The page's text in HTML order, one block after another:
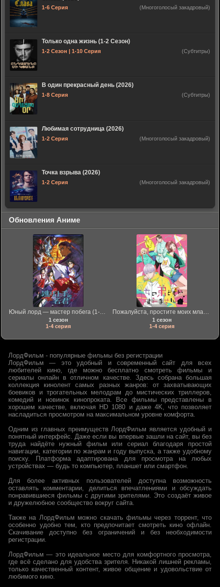
1-6 Серия (Многоголосый закадровый)
Только одна жизнь (1-2 Сезон)
1-2 Сезон | 1-10 Серия (Субтитры)
В один прекрасный день (2026)
1-8 Серия (Субтитры)
Любимая сотрудница (2026)
1-2 Серия (Многоголосый закадровый)
Точка взрыва (2026)
1-2 Серия (Многоголосый закадровый)
Обновления Аниме
Юный лорд — мастер побега (1-2 Сезон)
1 сезон
1-4 серия
Пожалуйста, простите моих младших братьев (2026)
1 сезон
1-4 серия
ЛордФильм - популярные фильмы без регистрации
ЛордФильм — это удобный и современный сайт для всех
любителей кино, где можно бесплатно смотреть фильмы и
сериалы онлайн в отличном качестве. Здесь собрана большая
коллекция кинолент самых разных жанров: от захватывающих
боевиков и трогательных мелодрам до мистических триллеров,
комедий и новинок кинопроката. Все фильмы представлены в
хорошем качестве, включая HD 1080 и даже 4K, что позволяет
насладиться просмотром на максимальном уровне комфорта.
Одним из главных преимуществ ЛордФильм является удобный и
понятный интерфейс. Даже если вы впервые зашли на сайт, вы без
труда найдёте нужный фильм или сериал благодаря простой
навигации, категории по жанрам и году выпуска, а также удобному
поиску. Платформа адаптирована для просмотра на любых
устройствах — будь то компьютер, планшет или смартфон.
Для более активных пользователей доступна возможность
оставлять комментарии, делиться впечатлениями и обсуждать
понравившиеся фильмы с другими зрителями. Это создаёт живое
и дружелюбное сообщество вокруг сайта.
Также на ЛордФильм можно скачать фильмы через торрент, что
особенно удобно тем, кто предпочитает смотреть кино офлайн.
Скачивание доступно без ограничений и без необходимости
регистрации.
ЛордФильм — это идеальное место для комфортного просмотра,
где всё сделано для удобства зрителя. Никакой лишней рекламы,
только качественный контент, живое общение и удовольствие от
любимого кино.